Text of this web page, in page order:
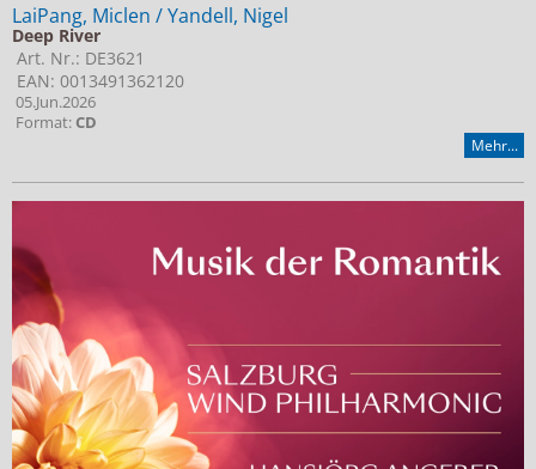
LaiPang, Miclen / Yandell, Nigel
Deep River
Art. Nr.: DE3621
EAN: 0013491362120
05.Jun.2026
Format:CD
Mehr...